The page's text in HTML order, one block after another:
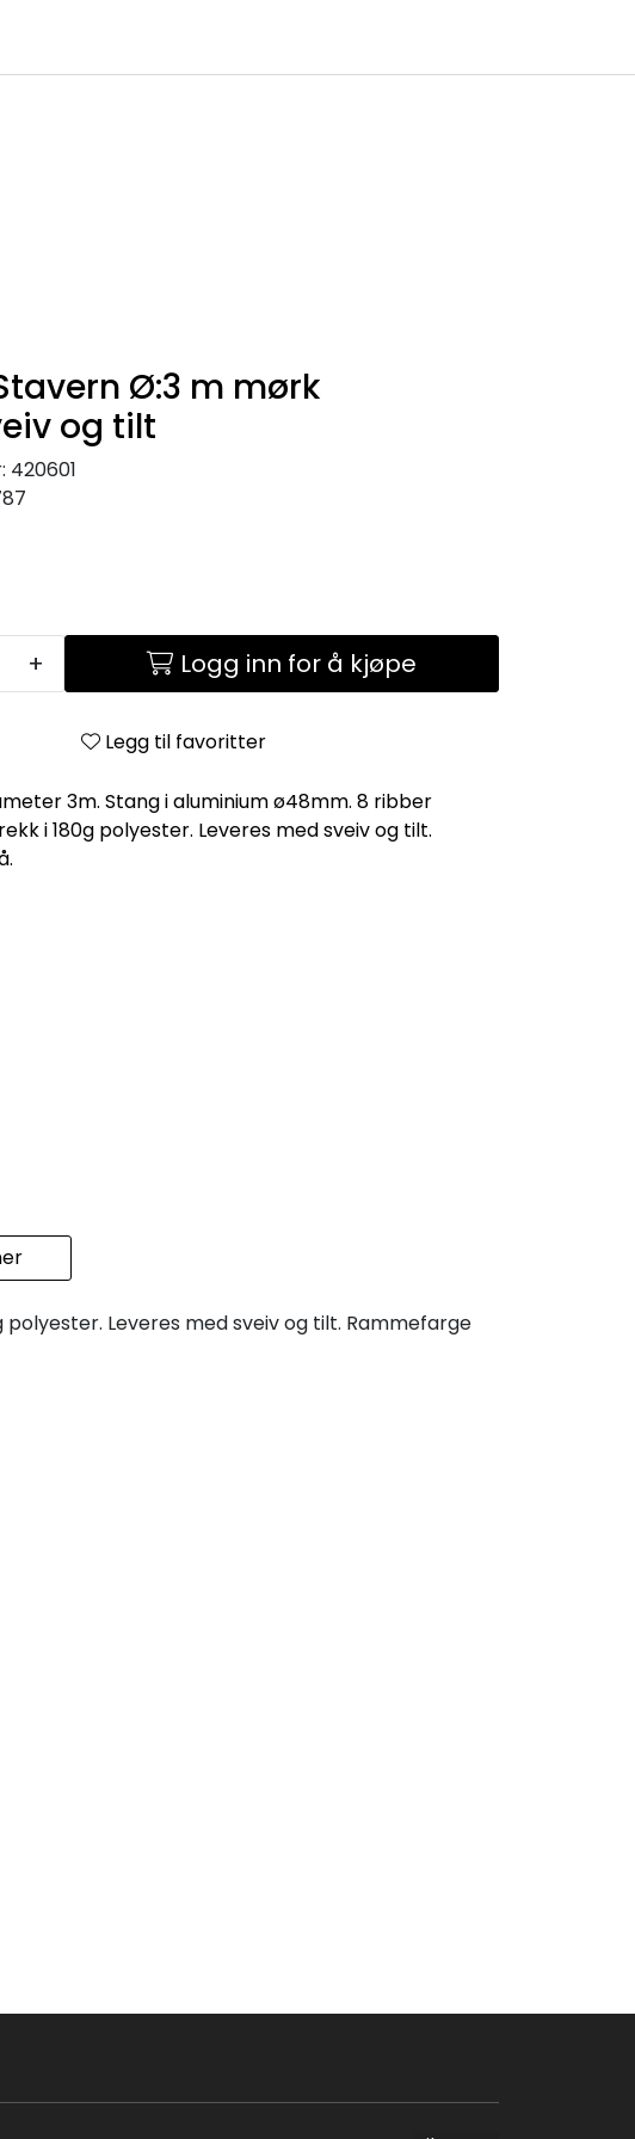
Ø:3 m mørk
og tilt
420601
+ Logg inn for å kjøpe
Legg til favoritter
3m. Stang i aluminium ø48mm. 8 ribber
i 180g polyester. Leveres med sveiv og tilt.
polyester. Leveres med sveiv og tilt. Rammefarge